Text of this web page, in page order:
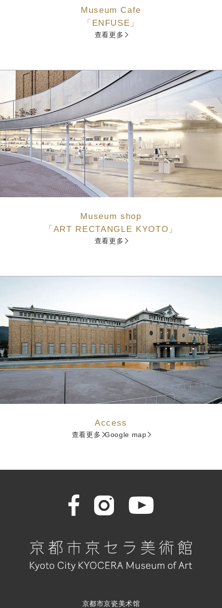
Museum Cafe
「ENFUSE」
查看更多
Museum shop
「ART RECTANGLE KYOTO」
查看更多
Access
查看更多 Google map
京都市京瓷美术馆